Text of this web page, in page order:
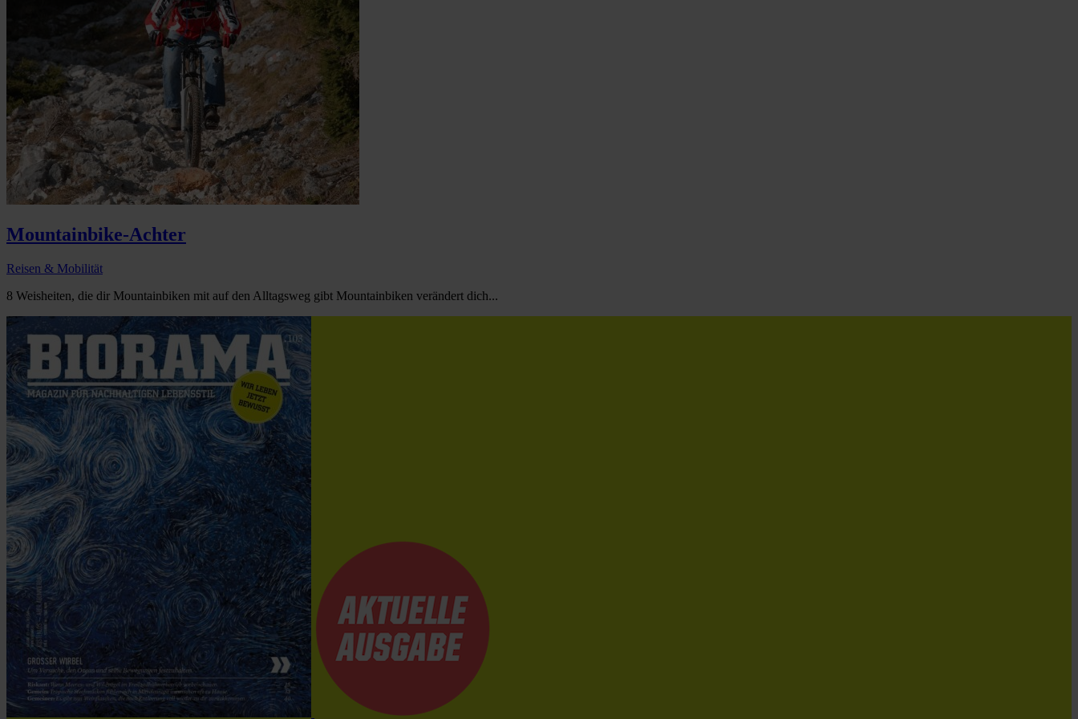
Mountainbike-Achter
Reisen & Mobilität
8 Weisheiten, die dir Mountainbiken mit auf den Alltagsweg gibt Mountainbiken verändert dich...